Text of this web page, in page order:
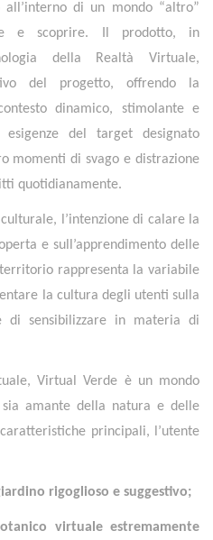
di un mondo “altro”
e scoprire. Il prodotto, in
della Realtà Virtuale,
del progetto, offrendo la
dinamico, stimolante e
del target designato
momenti di svago e distrazione
quotidianamente.
l’intenzione di calare la
e sull’apprendimento delle
rappresenta la variabile
la cultura degli utenti sulla
di sensibilizzare in materia di
Virtual Verde è un mondo
amante della natura e delle
principali, l’utente
rigoglioso e suggestivo;
virtuale estremamente